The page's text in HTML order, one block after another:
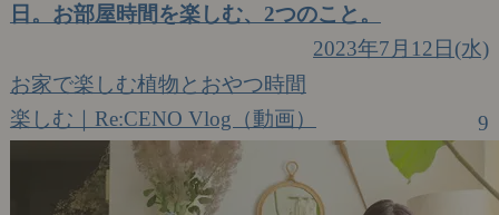
日。お部屋時間を楽しむ、2つのこと。
2023年7月12日(水)
お家で楽しむ植物とおやつ時間
楽しむ｜Re:CENO Vlog（動画）
9